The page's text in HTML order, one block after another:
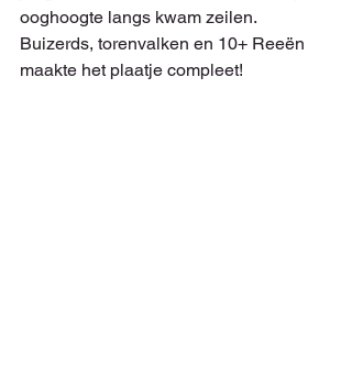
ooghoogte langs kwam zeilen.
Buizerds, torenvalken en 10+ Reeën
maakte het plaatje compleet!